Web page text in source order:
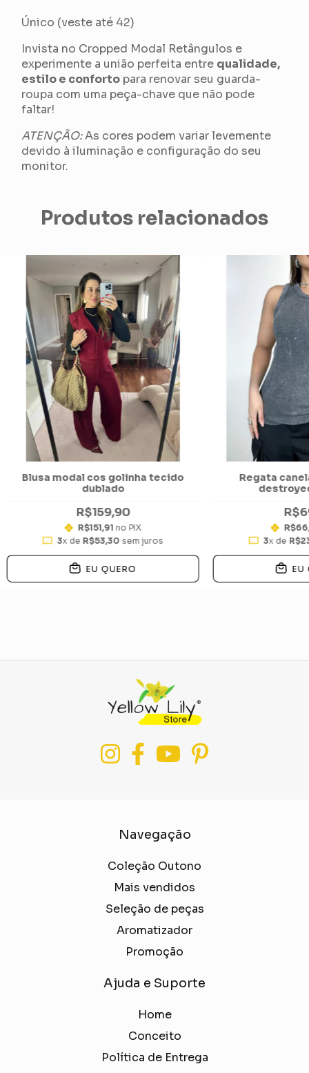
Único (veste até 42)
Invista no Cropped Modal Retângulos e
experimente a união perfeita entre qualidade,
estilo e conforto para renovar seu guarda-
roupa com uma peça-chave que não pode
faltar!
ATENÇÃO:As cores podem variar levemente
devido à iluminação e configuração do seu
monitor.
Produtos relacionados
Blusa modal cos golinha tecido
dublado
R$159,90
R$151,91 no PIX
3x de R$53,30 sem juros
EU QUERO
Regata
3x de
EU
Navegação
Coleção Outono
Mais vendidos
Seleção de peças
Aromatizador
Promoção
Ajuda e Suporte
Home
Conceito
Política de Entrega